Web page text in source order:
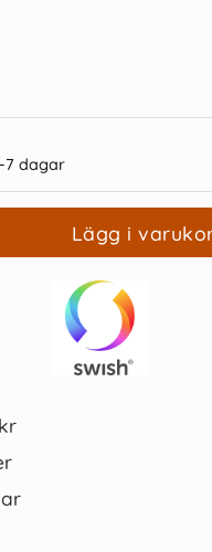
110g Rosa
7 dagar
Lägg i